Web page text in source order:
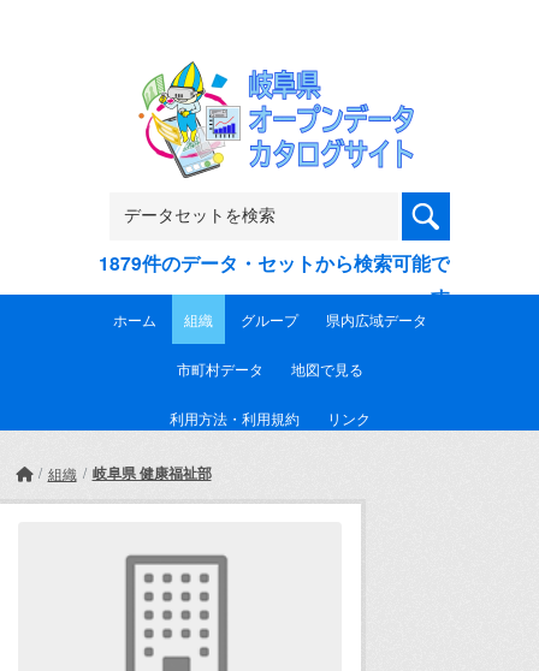
1879件のデータ・セットから検索可能で
す
ホーム 組織 グループ 県内広域データ
市町村データ 地図で見る
利用方法・利用規約 リンク
組織 岐阜県 健康福祉部